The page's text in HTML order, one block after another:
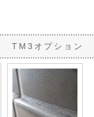
TM3オプション